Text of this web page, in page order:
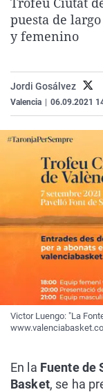
puesta de
y femenino
Jordi Gosálvez
Valencia 06.09.2021
Victor Luengo: "La
En la Fuente de
Basket, se ha